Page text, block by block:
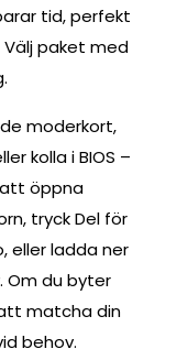
tid, perfekt
Välj paket med
moderkort,
kolla i BIOS –
öppna
tryck Del för
eller ladda ner
Om du byter
matcha din
behov.